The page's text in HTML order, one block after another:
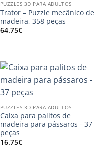
PUZZLES 3D PARA ADULTOS
Trator – Puzzle mecânico de
madeira, 358 peças
64.75€
PUZZLES 3D PARA ADULTOS
Caixa para palitos de
madeira para pássaros - 37
peças
16.75€